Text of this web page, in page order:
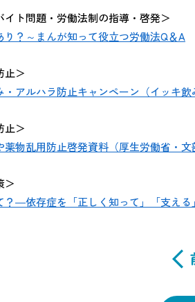
イト問題・労働法制の指導・啓発＞
り？～まんが知って役立つ労働法Q＆A
止＞
・アルハラ防止キャンペーン（イッキ飲
止＞
薬物乱用防止啓発資料（厚生労働省・文
＞
？―依存症を「正しく知って」「支え